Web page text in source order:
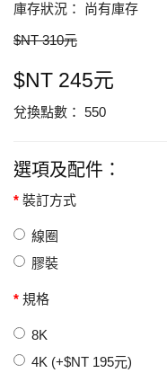
庫存狀況： 尚有庫存
$NT 310元
$NT 245元
兌換點數： 550
選項及配件：
裝訂方式
線圈
膠裝
規格
8K
4K (+$NT 195元)